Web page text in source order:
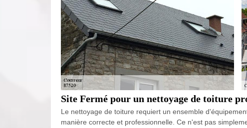
Site Fermé pour un nettoyage de toiture
Le nettoyage de toiture requiert un ensemble
manière correcte et professionnelle. Ce n'est pas